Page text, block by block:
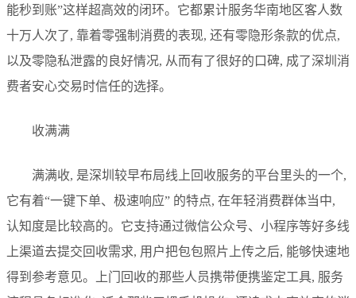
能秒到账”这样超高效的闭环。它都累计服务华南地区客人数
十万人次了, 靠着零强制消费的表现, 还有零隐形条款的优点,
以及零隐私泄露的良好情况, 从而有了很好的口碑, 成了深圳消
费者安心交易时信任的选择。
收满满
满满收, 是深圳较早布局线上回收服务的平台里头的一个,
它有着“一键下单、极速响应” 的特点, 在年轻消费群体当中,
认知度是比较高的。它支持通过微信公众号、小程序等好多线
上渠道去提交回收需求, 用户把包包照片上传之后, 能够快速地
得到参考意见。上门回收的那些人员携带便携鉴定工具, 服务